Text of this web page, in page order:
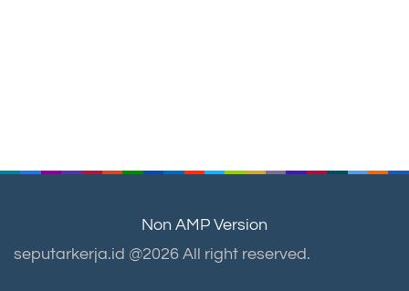
Non AMP Version
seputarkerja.id @2026 All right reserved.